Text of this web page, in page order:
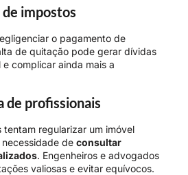
impostos
o pagamento de
de quitação pode gerar dívidas
complicar ainda mais a
de profissionais
tentam regularizar um imóvel
de consultar
. Engenheiros e advogados
valiosas e evitar equívocos.